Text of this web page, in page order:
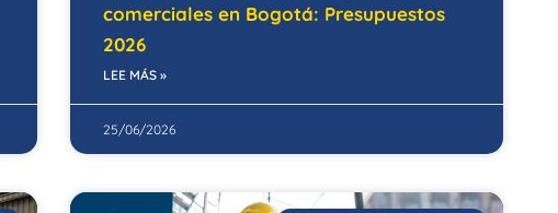
comerciales en Bogotá: Presupuestos
2026
LEE MÁS »
25/06/2026